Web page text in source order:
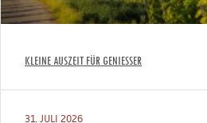
KLEINE AUSZEIT FÜR GENIESSER
31. JULI 2026